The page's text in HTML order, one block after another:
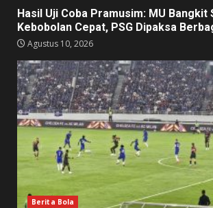
Hasil Uji Coba Pramusim: MU Bangkit
Kebobolan Cepat, PSG Dipaksa
Agustus 10, 2026
Berita Bola